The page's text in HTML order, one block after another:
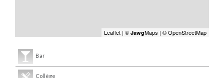
Leaflet | © JawgMaps | © OpenStreetMap
Bar
Collège